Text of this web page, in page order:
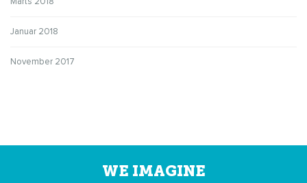
Januar 2018
November 2017
WE IMAGINE